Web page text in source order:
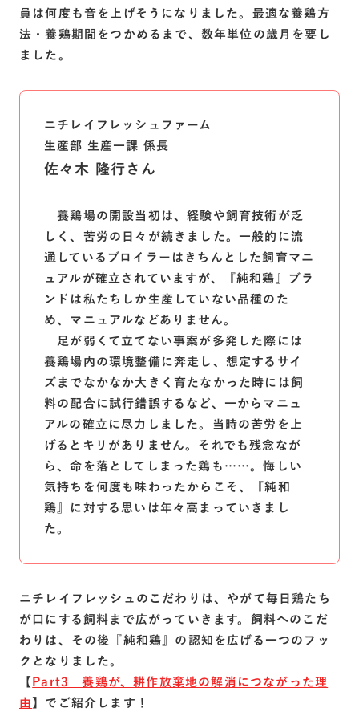
員は何度も音を上げそうになりました。最適な養鶏方
法・養鶏期間をつかめるまで、数年単位の歳月を要し
ました。
ニチレイフレッシュファーム
生産部 生産一課 係長
佐々木 隆行さん
養鶏場の開設当初は、経験や飼育技術が乏
しく、苦労の日々が続きました。一般的に流
通しているブロイラーはきちんとした飼育マニ
ュアルが確立されていますが、『純和鶏』ブラ
ンドは私たちしか生産していない品種のた
め、マニュアルなどありません。
足が弱くて立てない事案が多発した際には
養鶏場内の環境整備に奔走し、想定するサイ
ズまでなかなか大きく育たなかった時には飼
料の配合に試行錯誤するなど、一からマニュ
アルの確立に尽力しました。当時の苦労を上
げるとキリがありません。それでも残念なが
ら、命を落としてしまった鶏も……。悔しい
気持ちを何度も味わったからこそ、『純和
鶏』に対する思いは年々高まっていきまし
た。
ニチレイフレッシュのこだわりは、やがて毎日鶏たち
が口にする飼料まで広がっていきます。飼料へのこだ
わりは、その後『純和鶏』の認知を広げる一つのフッ
クとなりました。
【 Part3 養鶏が、耕作放棄地の解消につながった理
由 】でご紹介します！